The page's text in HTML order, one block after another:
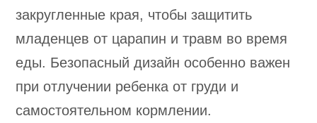
закругленные края, чтобы защитить
младенцев от царапин и травм во время
еды. Безопасный дизайн особенно важен
при отлучении ребенка от груди и
самостоятельном кормлении.